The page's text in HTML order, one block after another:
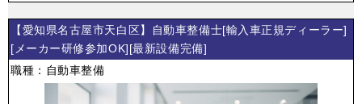
【愛知県名古屋市天白区】自動車整備士[輸入車正規ディーラー]
[メーカー研修参加OK][最新設備完備]
職種：自動車整備